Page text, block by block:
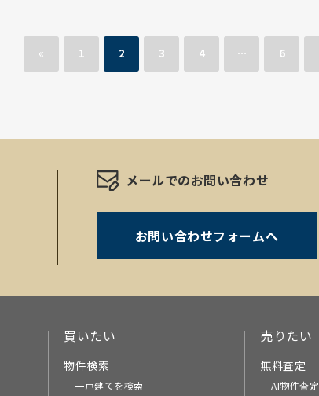
« 1 2 3 4 … 6
メールでのお問い合わせ
お問い合わせフォームへ
買いたい
物件検索
一戸建てを検索
売りたい
無料査定
AI物件査定